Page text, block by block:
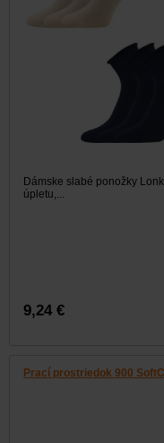
Dámske slabé ponožky
úpletu,...
9,24 €
Prací prostriedok 900